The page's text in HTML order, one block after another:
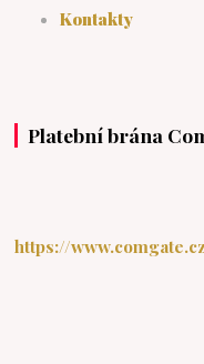
Kontakty
Platební brána
https://